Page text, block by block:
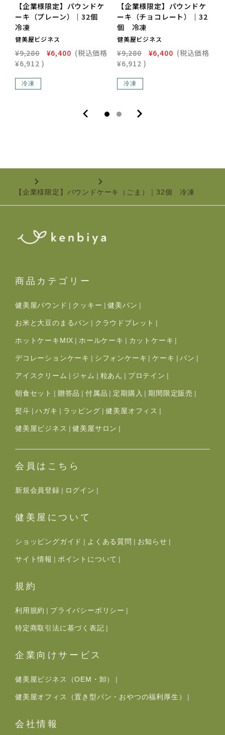
【企業様限定】パウンドケ
ーキ（プレーン）｜32個
冷凍
健美屋ビジネス
¥9,280 ¥6,400 (税込価格
¥6,912 )
冷凍
【企業様限定】パウンドケ
ーキ（チョコレート）｜32
個 冷凍
健美屋ビジネス
¥9,280 ¥6,400 (税込価格
¥6,912 )
冷凍
【企業様限定】パウンドケーキ（ごま）｜32個 冷凍
商品カテゴリー
健美屋パウンド クッキー 健美パン
お米と大豆のまるパン クラウドブレット
ホットケーキMIX ホールケーキ カットケーキ
デコレーションケーキ シフォンケーキ ケーキ パン
アイスクリーム ジャム 粒あん プロテイン
朝食セット 贈答品 付属品 定期購入 期間限定販売
熨斗 ハガキ ラッピング 健美屋オフィス
健美屋ビジネス 健美屋サロン
会員はこちら
新規会員登録 ログイン
健美屋について
ショッピングガイド よくある質問 お知らせ
サイト情報 ポイントについて
規約
利用規約 プライバシーポリシー
特定商取引法に基づく表記
企業向けサービス
健美屋ビジネス（OEM・卸）
健美屋オフィス（置き型パン・おやつの福利厚生）
会社情報